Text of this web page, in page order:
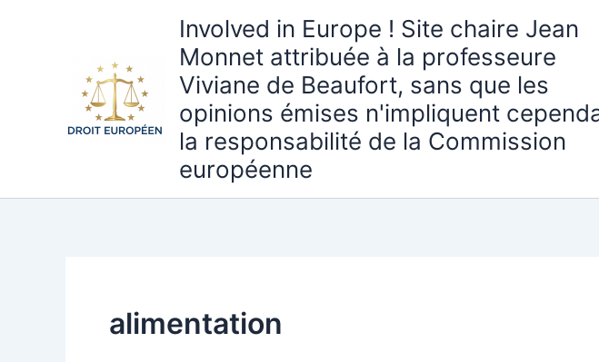
Involved in Europe ! Site chaire Jean
Monnet attribuée à la professeure
Viviane de Beaufort, sans que les
opinions émises n'impliquent
la responsabilité de la Commission
européenne
alimentation